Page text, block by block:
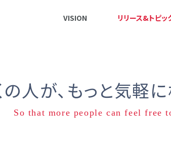
VISION リリース&トピッ
人が、 もっと気軽
So that more people can feel free